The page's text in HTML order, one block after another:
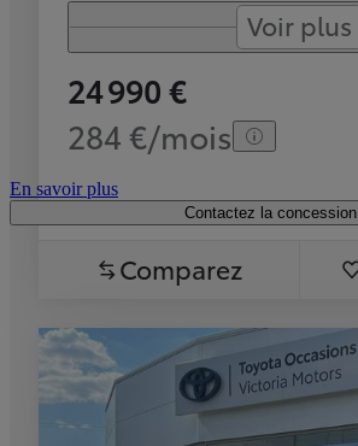
Voir plus
24 990 €
284 €/mois
En savoir plus
Contactez la concession
Comparez